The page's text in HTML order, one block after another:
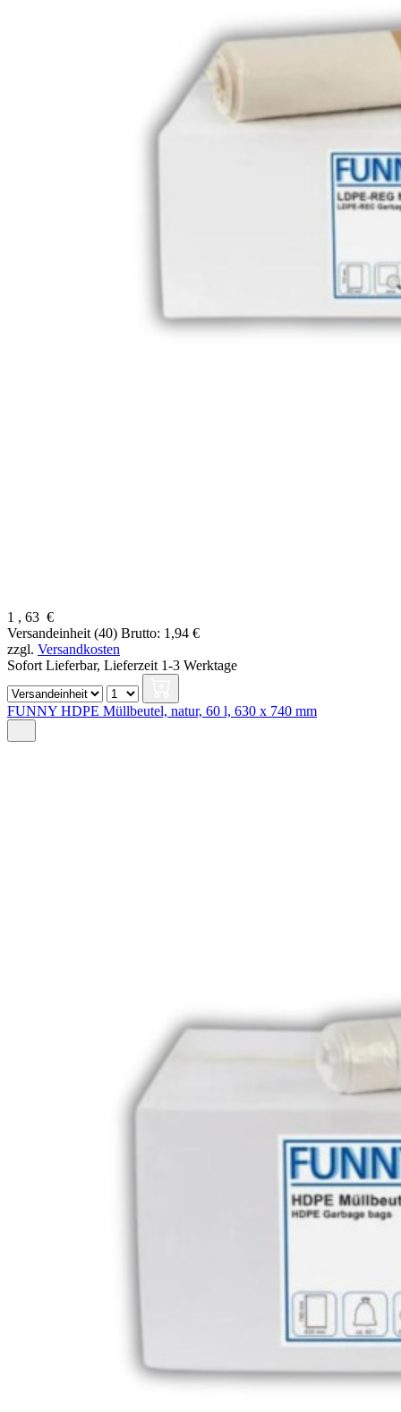
1 , 63 €
Versandeinheit (40) Brutto: 1,94 €
zzgl. Versandkosten
Sofort Lieferbar, Lieferzeit 1-3 Werktage
FUNNY HDPE Müllbeutel, natur, 60 l, 630 x 740 mm